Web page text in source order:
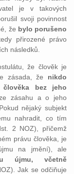
je v takových
svoji povinnost
že bylo porušeno
přirozené právo
následků.
že člověk je
zásada, že nikdo
bez jeho
zásahu a o jeho
nějaký subjekt
nahradit, co tím
2 NOZ), přičemž
právu člověka, je
na jmění), ale
újmu, včetně
Jak se odčiňuje